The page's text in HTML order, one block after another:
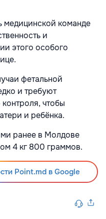
медицинской команде
и
этого особого
фетальной
и требуют
чтобы
и ребёнка.
ранее в Молдове
4 кг 800 граммов.
Point.md в Google